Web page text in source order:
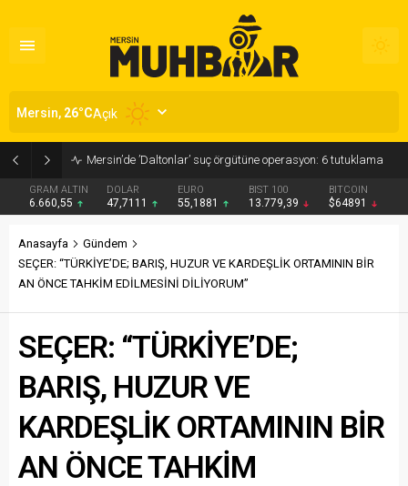
Kasten öldürmeye teşebbüs şüphelisi tutuklandı
GRAM ALTIN
6.660,55
DOLAR
47,7111
EURO
55,1881
BIST 100
13.779,39
BITCOIN
$64891
Mersin, 26°CAçık
Anasayfa
Gündem
SEÇER: “TÜRKİYE’DE; BARIŞ, HUZUR VE KARDEŞLİK ORTAMININ BİR
AN ÖNCE TAHKİM EDİLMESİNİ DİLİYORUM”
SEÇER: “TÜRKİYE’DE;
BARIŞ, HUZUR VE
KARDEŞLİK ORTAMININ BİR
AN ÖNCE TAHKİM